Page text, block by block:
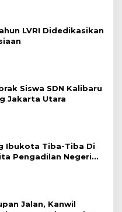
LVRI Didedikasikan
Siswa SDN Kalibaru
Jakarta Utara
Ibukota Tiba-Tiba Di
Pengadilan Negeri
Cacat Hukum Sejak
Jalan, Kanwil